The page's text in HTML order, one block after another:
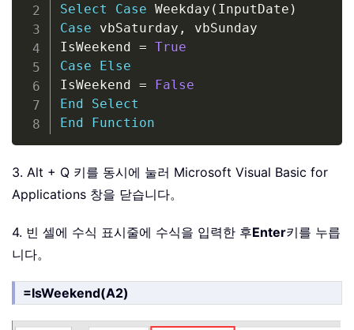
Select
Case Weekday ( InputDate )
Case vbSaturday ,
vbSunday
IsWeekend = True
Case
Else
IsWeekend =
False
End
Select
End
Function
3. Alt + Q 키를 동시에 눌러 Microsoft Visual Basic for
Applications 창을 닫습니다。
4. 빈 셀에 수식 표시줄에 수식을 입력한 후Enter키를 누릅
니다。
=IsWeekend(A2)